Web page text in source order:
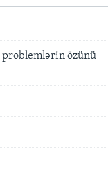
problemlərin özünü